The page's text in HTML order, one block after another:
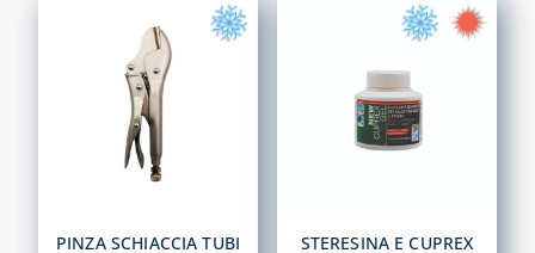
D'ARIA, RICAMBI
E ACCESSORI
SISTEMA VMC,
ACCESSORI
TERMOSTATI E
CRONOTERMOSTATI
VALVOLE DI
SICUREZZA
CAPITOLO 05
COASSIALE
CALDAIE
CAPITOLO 09
KIT
PINZA SCHIACCIA TUBI
STERESINA E CUPREX